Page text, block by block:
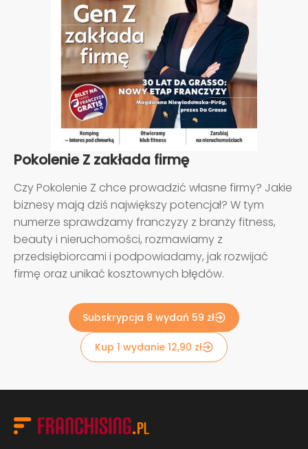
Pokolenie Z zakłada firmę
Czy Pokolenie Z chce prowadzić własne firmy? Jakie
biznesy mają dziś największy potencjał? W tym
numerze sprawdzamy franczyzy z branży fitness,
beauty i nieruchomości, rozmawiamy z
przedsiębiorcami i podpowiadamy, jak rozwijać
firmę oraz unikać kosztownych błędów.
Subskrypcja 8 wydań 59 zł
Kup 1 wydanie 12,90 zł